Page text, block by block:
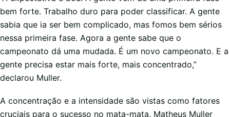
bem forte. Trabalho duro para poder classificar. A gente
sabia que ia ser bem complicado, mas fomos bem sérios
nessa primeira fase. Agora a gente sabe que o
campeonato dá uma mudada. É um novo campeonato. E a
gente precisa estar mais forte, mais concentrado,”
declarou Muller.
A concentração e a intensidade são vistas como fatores
cruciais para o sucesso no mata-mata. Matheus Muller